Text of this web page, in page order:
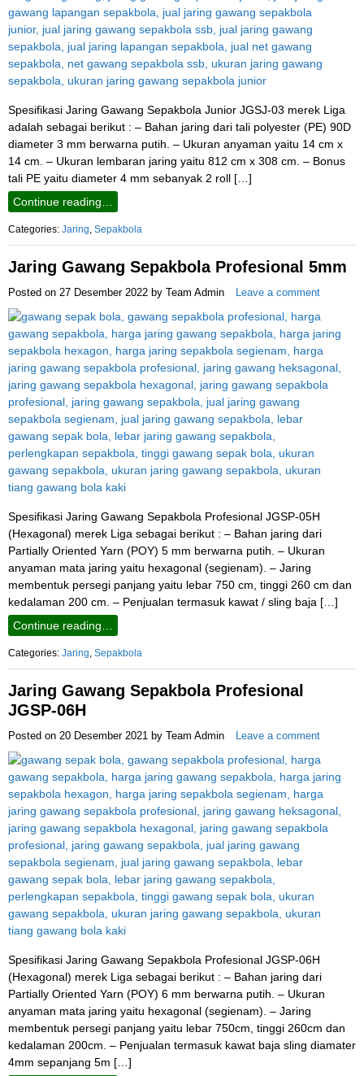
Spesifikasi Jaring Gawang Sepakbola Junior JGSJ-03 merek Liga
adalah sebagai berikut : – Bahan jaring dari tali polyester (PE) 90D
diameter 3 mm berwarna putih. – Ukuran anyaman yaitu 14 cm x
14 cm. – Ukuran lembaran jaring yaitu 812 cm x 308 cm. – Bonus
tali PE yaitu diameter 4 mm sebanyak 2 roll […]
Continue reading…
Categories: Jaring Sepakbola
Jaring Gawang Sepakbola Profesional 5mm
Posted on 27 Desember 2022 by Team Admin Leave a comment
Spesifikasi Jaring Gawang Sepakbola Profesional JGSP-05H
(Hexagonal) merek Liga sebagai berikut : – Bahan jaring dari
Partially Oriented Yarn (POY) 5 mm berwarna putih. – Ukuran
anyaman mata jaring yaitu hexagonal (segienam). – Jaring
membentuk persegi panjang yaitu lebar 750 cm, tinggi 260 cm dan
kedalaman 200 cm. – Penjualan termasuk kawat / sling baja […]
Continue reading…
Categories: Jaring Sepakbola
Jaring Gawang Sepakbola Profesional
JGSP-06H
Posted on 20 Desember 2021 by Team Admin Leave a comment
Spesifikasi Jaring Gawang Sepakbola Profesional JGSP-06H
(Hexagonal) merek Liga sebagai berikut : – Bahan jaring dari
Partially Oriented Yarn (POY) 6 mm berwarna putih. – Ukuran
anyaman mata jaring yaitu hexagonal (segienam). – Jaring
membentuk persegi panjang yaitu lebar 750cm, tinggi 260cm dan
kedalaman 200cm. – Penjualan termasuk kawat baja sling diamater
4mm sepanjang 5m […]